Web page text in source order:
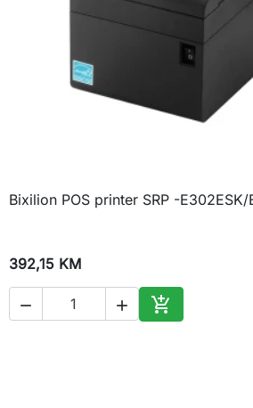
 Brzi pregled
Bixilion POS printer SRP -E302ESK/
392,15 KM
  
Dodaj u korpu